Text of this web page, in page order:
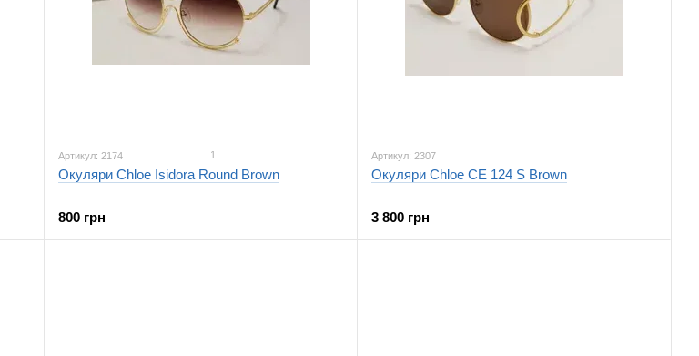
Артикул: 2174 1
Окуляри Chloe Isidora Round Brown
800 грн
Артикул: 2307
Окуляри Chloe CE 124 S Brown
3 800 грн